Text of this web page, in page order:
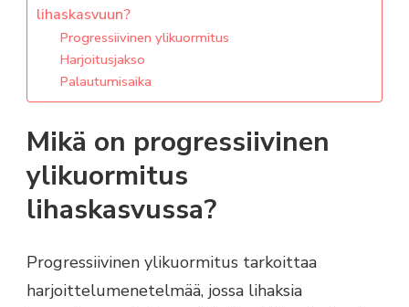
lihaskasvuun?
Progressiivinen ylikuormitus
Harjoitusjakso
Palautumisaika
Mikä on progressiivinen
ylikuormitus
lihaskasvussa?
Progressiivinen ylikuormitus tarkoittaa
harjoittelumenetelmää, jossa lihaksia